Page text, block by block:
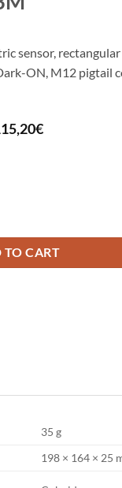
sensor,
ON, M12 pigtail
€
TO CART
35 g
198 × 164 × 25